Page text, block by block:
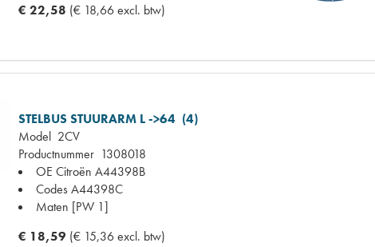
€ 22,58 (€ 18,66 excl. btw)
STELBUS STUURARM L ->64 (4)
Model 2CV
Productnummer 1308018
OE Citroën A44398B
CodesA44398C
Maten [PW 1]
€ 18,59 (€ 15,36 excl. btw)